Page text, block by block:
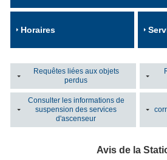
Horaires
Requêtes liées aux objets
perdus
Consulter les informations de
suspension des services
d'ascenseur
Avis de la